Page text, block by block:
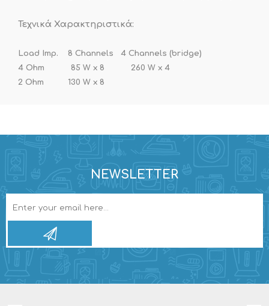
Τεχνικά Χαρακτηριστικά:
Load Imp. 8 Channels 4 Channels (bridge)
4 Ohm 85 W x 8 260 W x 4
2 Ohm 130 W x 8
NEWSLETTER